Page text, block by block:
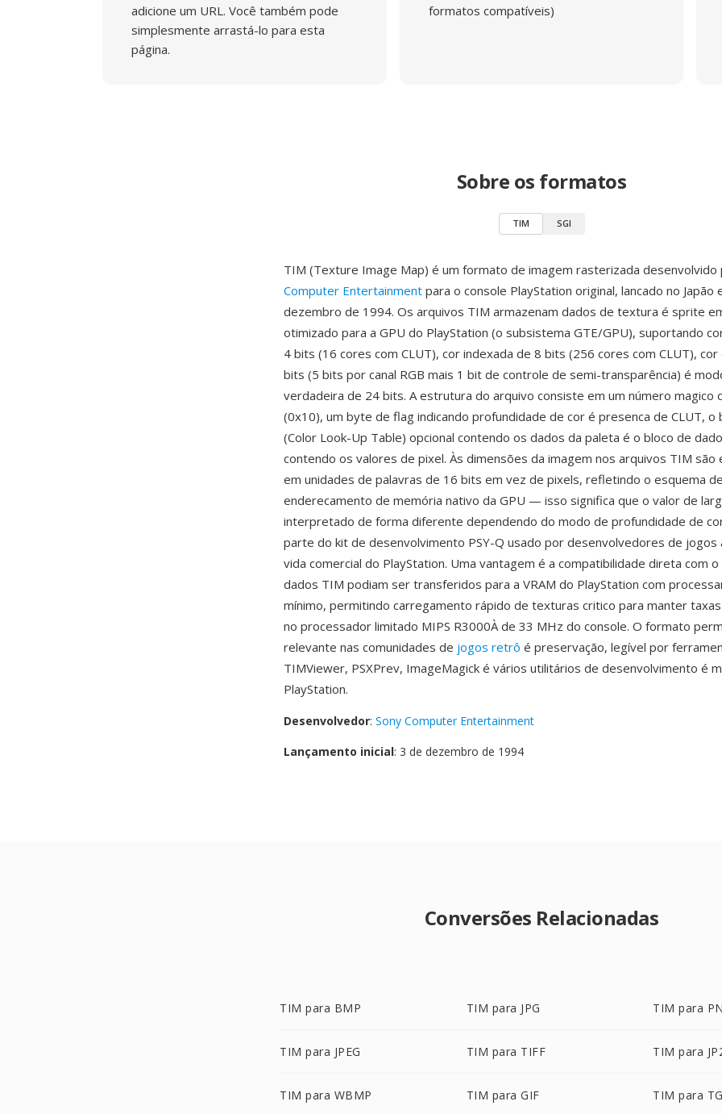
adicione um URL. Você também pode
simplesmente arrastá-lo para esta
página.
formatos compatíveis)
Sobre os formatos
TIM SGI
TIM (Texture Image Map) é um formato de imagem rasterizada
Computer Entertainment para o console PlayStation original, lancado no Japão
dezembro de 1994. Os arquivos TIM armazenam dados de textura é sprite
otimizado para a GPU do PlayStation (o subsistema GTE/GPU), suportando
4 bits (16 cores com CLUT), cor indexada de 8 bits (256 cores com CLUT),
bits (5 bits por canal RGB mais 1 bit de controle de semi-transparência) é
verdadeira de 24 bits. A estrutura do arquivo consiste em um número magico
(0x10), um byte de flag indicando profundidade de cor é presenca de CLUT, o
(Color Look-Up Table) opcional contendo os dados da paleta é o bloco de
contendo os valores de pixel. Às dimensões da imagem nos arquivos TIM são
em unidades de palavras de 16 bits em vez de pixels, refletindo o esquema
enderecamento de memória nativo da GPU — isso significa que o valor de
interpretado de forma diferente dependendo do modo de profundidade de
parte do kit de desenvolvimento PSY-Q usado por desenvolvedores de jogos
vida comercial do PlayStation. Uma vantagem é a compatibilidade direta com
dados TIM podiam ser transferidos para a VRAM do PlayStation com
mínimo, permitindo carregamento rápido de texturas critico para manter
no processador limitado MIPS R3000À de 33 MHz do console. O formato
relevante nas comunidades de jogos retrô é preservação, legível por
TIMViewer, PSXPrev, ImageMagick é vários utilitários de desenvolvimento é
PlayStation.
Desenvolvedor: Sony Computer Entertainment
Lançamento inicial: 3 de dezembro de 1994
Conversões Relacionadas
TIM para BMP TIM para JPG TIM para
TIM para JPEG TIM para TIFF TIM para
TIM para WBMP TIM para GIF TIM para